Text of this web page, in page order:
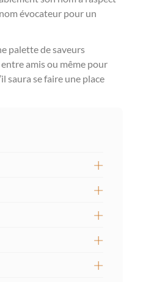
évocateur pour un
palette de saveurs
amis ou même pour
saura se faire une place